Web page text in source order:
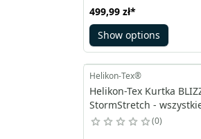
łokciach z VersaStretch
wietrze czy opadach ubiór
499,99 zł*
Show options
Helikon-Tex®
Helikon-Tex Kurtka
StormStretch -
0